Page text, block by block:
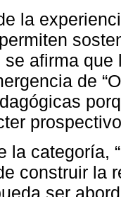
la
afirma
de
la categoría,
construir la
ser